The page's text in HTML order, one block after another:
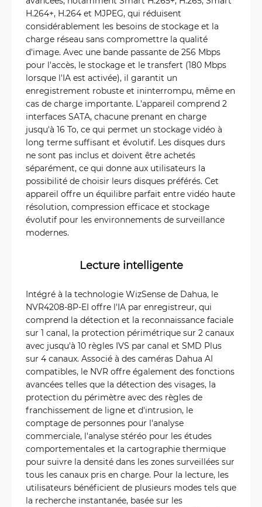
H.264+, H.264 et MJPEG, qui réduisent
considérablement les besoins de stockage et la
charge réseau sans compromettre la qualité
d'image. Avec une bande passante de 256 Mbps
pour l'accès, le stockage et le transfert (180 Mbps
lorsque l'IA est activée), il garantit un
enregistrement robuste et ininterrompu, même en
cas de charge importante. L'appareil comprend 2
interfaces SATA, chacune prenant en charge
jusqu'à 16 To, ce qui permet un stockage vidéo à
long terme suffisant et évolutif. Les disques durs
ne sont pas inclus et doivent être achetés
séparément, ce qui donne aux utilisateurs la
possibilité de choisir leurs disques préférés. Cet
appareil offre un équilibre parfait entre vidéo haute
résolution, compression efficace et stockage
évolutif pour les environnements de surveillance
modernes.
Lecture intelligente
Intégré à la technologie WizSense de Dahua, le
NVR4208-8P-EI offre l'IA par enregistreur, qui
comprend la détection et la reconnaissance faciale
sur 1 canal, la protection périmétrique sur 2 canaux
avec jusqu'à 10 règles IVS par canal et SMD Plus
sur 4 canaux. Associé à des caméras Dahua AI
compatibles, le NVR offre également des fonctions
avancées telles que la détection des visages, la
protection du périmètre avec des règles de
franchissement de ligne et d'intrusion, le
comptage de personnes pour l'analyse
commerciale, l'analyse stéréo pour les études
comportementales et la cartographie thermique
pour suivre la densité dans les zones surveillées sur
tous les canaux pris en charge. Pour la lecture, les
utilisateurs bénéficient de plusieurs modes tels que
la recherche instantanée, basée sur les